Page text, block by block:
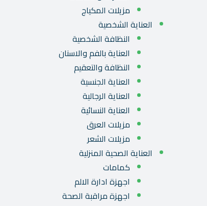
مزيلات المكياج
العناية الشخصية
النظافة الشخصية
العناية بالفم والاسنان
النظافة والتعقيم
العناية الجنسية
العناية الرجالية
العناية النسائية
مزيلات العرق
مزيلات الشعر
العناية الصحية المنزلية
كمامات
اجهزة ادارة الالم
اجهزة مراقبة الصحة